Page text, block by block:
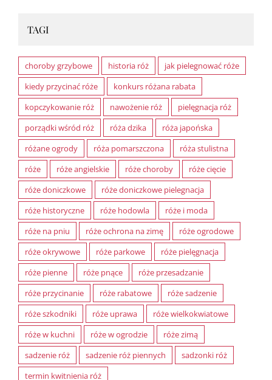
TAGI
choroby grzybowe historia róż
jak pielegnować róże
kiedy przycinać róże
konkurs różana rabata
kopczykowanie róż
nawożenie róż
pielęgnacja róż
porządki wśród róż
róża dzika
róża japońska
różane ogrody
róża pomarszczona
róża stulistna
róże
róże angielskie róże choroby
róże cięcie
róże doniczkowe
róże doniczkowe pielegnacja
róże historyczne
róże hodowla
róże i moda
róże na pniu
róże ochrona na zimę
róże ogrodowe
róże okrywowe
róże parkowe
róże pielęgnacja
róże pienne
róże pnące
róże przesadzanie
róże przycinanie
róże rabatowe
róże sadzenie
róże szkodniki
róże uprawa
róże wielkokwiatowe
róże w kuchni
róże w ogrodzie
róże zimą
sadzenie róż
sadzenie róż piennych
sadzonki róż
termin kwitnienia róż